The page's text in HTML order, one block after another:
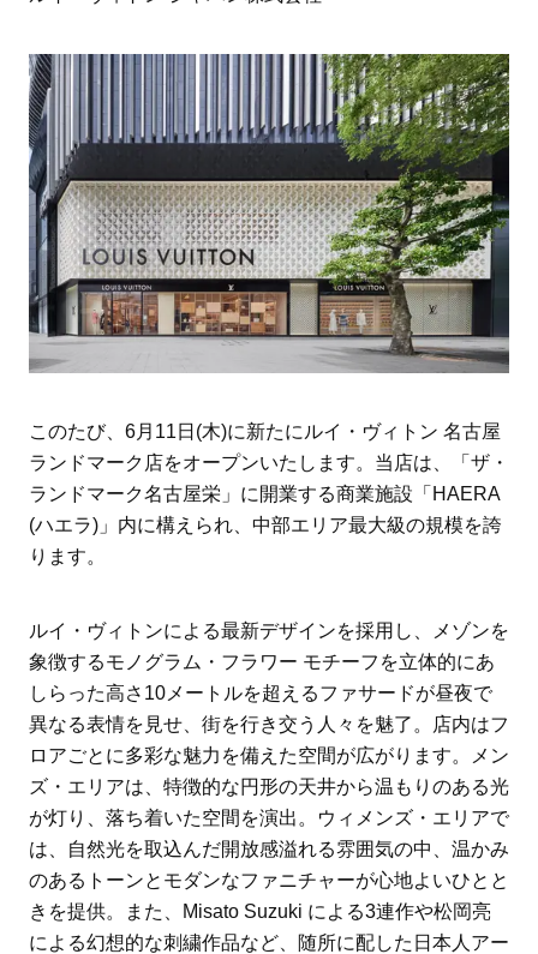
ママとパパに贈る「ジェンダーレ
ス学」
人気の40代髪型・ヘア
タログ
このたび、6月11日(木)に新たにルイ・ヴィトン 名古屋
ランドマーク店をオープンいたします。当店は、「ザ・
ランドマーク名古屋栄」に開業する商業施設「HAERA
(ハエラ)」内に構えられ、中部エリア最大級の規模を誇
ります。
ルイ・ヴィトンによる最新デザインを採用し、メゾンを
象徴するモノグラム・フラワー モチーフを立体的にあ
しらった高さ10メートルを超えるファサードが昼夜で
異なる表情を見せ、街を行き交う人々を魅了。店内はフ
ロアごとに多彩な魅力を備えた空間が広がります。メン
ズ・エリアは、特徴的な円形の天井から温もりのある光
が灯り、落ち着いた空間を演出。ウィメンズ・エリアで
は、自然光を取込んだ開放感溢れる雰囲気の中、温かみ
のあるトーンとモダンなファニチャーが心地よいひとと
きを提供。また、Misato Suzuki による3連作や松岡亮
による幻想的な刺繍作品など、随所に配した日本人アー